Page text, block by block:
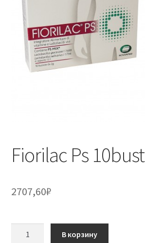
Оформление заказа
Fiorilac Ps 10bust
2707,60₽
В корзину